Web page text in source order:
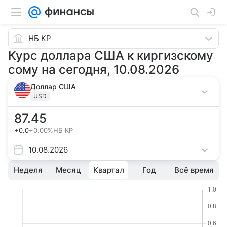
Курс доллара США к киргизскому
сому на сегодня, 10.08.2026
НБ КР
Доллар США
USD
87.45
+0.0+0.00%НБ КР
10.08.2026
Неделя Месяц Квартал Год Всё время